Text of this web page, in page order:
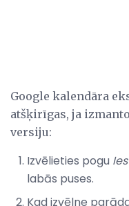
Google kalendāra
atšķirīgas, ja
versiju:
Izvēlieties pogu
labās puses.
Kad izvēlne